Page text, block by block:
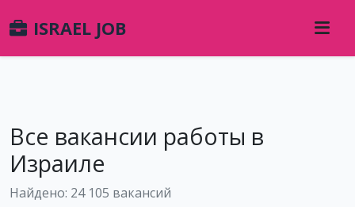
ISRAEL JOB
Все вакансии работы в
Израиле
Найдено: 24 105 вакансий